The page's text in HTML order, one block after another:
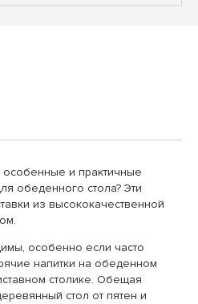
особенные и практичные
обеденного стола? Эти
из высококачественной
особенно если часто
напитки на обеденном
столике. Обещая
стол от пятен и